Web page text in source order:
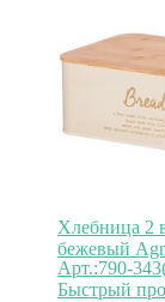
Хлебница 2
бежевый
Арт.:790-
Быстрый